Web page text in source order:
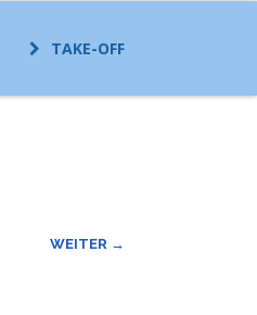
TAKE-OFF
WEITER →